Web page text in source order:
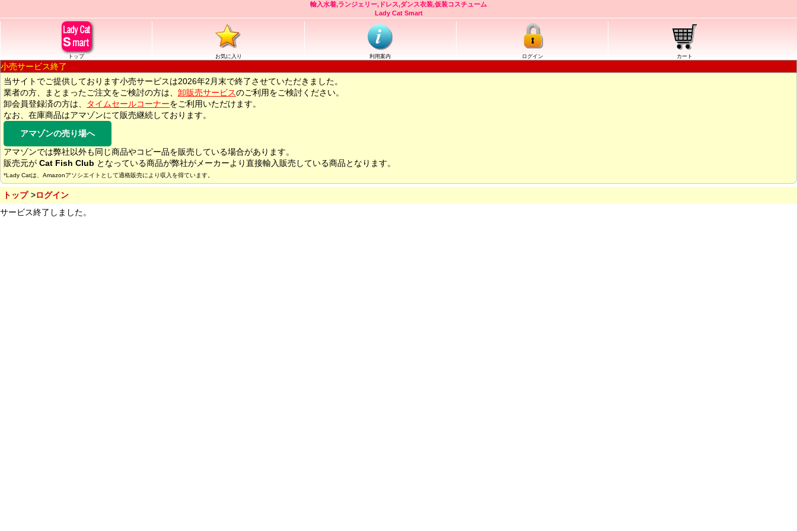
輸入水着,ランジェリー,ドレス,ダンス衣装,仮装コスチューム
Lady Cat Smart
トップ お気に入り 利用案内 ログイン カート
小売サービス終了
当サイトでご提供しております小売サービスは2026年2月末で終了させていただきました。
業者の方、まとまったご注文をご検討の方は、 卸販売サービスのご利用をご検討ください。
卸会員登録済の方は、
タイムセールコーナーをご利用いただけます。
なお、在庫商品はアマゾンにて販売継続しております。
アマゾンの売り場へ
アマゾンでは弊社以外も同じ商品やコピー品を販売している場合があります。
販売元が Cat Fish Club となっている商品が弊社がメーカーより直接輸入販売している商品となります。
*Lady Catは、Amazonアソシエイトとして適格販売により収入を得ています。
トップ
ログイン
サービス終了しました。